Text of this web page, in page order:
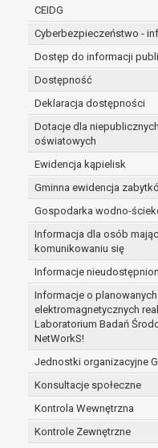
CEIDG
Cyberbezpieczeństwo -
Dostęp do informacji
Dostępność
Deklaracja dostępności
Dotacje dla
oświatowych
Ewidencja kąpielisk
Gminna ewidencja
Gospodarka wodno-
Informacja dla osób
komunikowaniu się
Informacje
Informacje o
elektromagnetycznych
Laboratorium Badań
NetWorkS!
Jednostki organizacyjne
Konsultacje społeczne
Kontrola Wewnętrzna
Kontrole Zewnętrzne
Z
on
W przypadku
prawo do
Przysługuje
Organem
W zależności
Pani/Pana